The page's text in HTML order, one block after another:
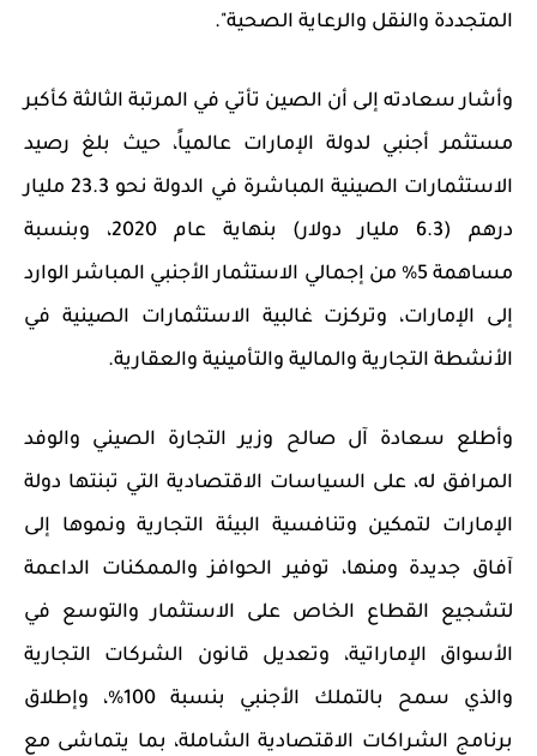
المتجددة والنقل والرعاية الصحية".
وأشار سعادته إلى أن الصين تأتي في المرتبة الثالثة كأكبر
مستثمر أجنبي لدولة الإمارات عالمياً، حيث بلغ رصيد
الاستثمارات الصينية المباشرة في الدولة نحو 23.3 مليار
درهم (6.3 مليار دولار) بنهاية عام 2020، وبنسبة
مساهمة 5% من إجمالي الاستثمار الأجنبي المباشر الوارد
إلى الإمارات، وتركزت غالبية الاستثمارات الصينية في
الأنشطة التجارية والمالية والتأمينية والعقارية.
وأطلع سعادة آل صالح وزير التجارة الصيني والوفد
المرافق له، على السياسات الاقتصادية التي تبنتها دولة
الإمارات لتمكين وتنافسية البيئة التجارية ونموها إلى
آفاق جديدة ومنها، توفير الحوافز والممكنات الداعمة
لتشجيع القطاع الخاص على الاستثمار والتوسع في
الأسواق الإماراتية، وتعديل قانون الشركات التجارية
والذي سمح بالتملك الأجنبي بنسبة 100%، وإطلاق
برنامج الشراكات الاقتصادية الشاملة، بما يتماشى مع